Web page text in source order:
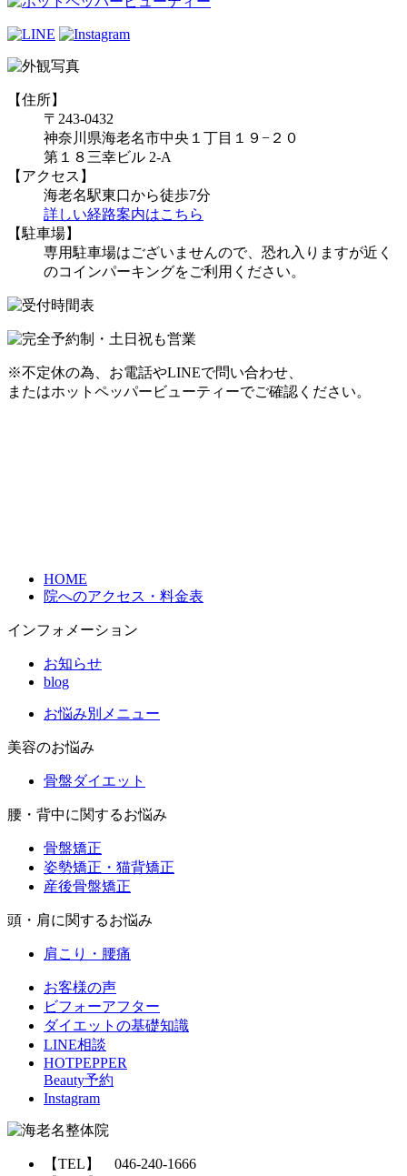
【住所】
〒243-0432
神奈川県海老名市中央１丁目１９−２０
第１８三幸ビル 2-A
【アクセス】
海老名駅東口から徒歩7分
詳しい経路案内はこちら
【駐車場】
専用駐車場はございませんので、恐れ入りますが近く
のコインパーキングをご利用ください。
※不定休の為、お電話やLINEで問い合わせ、
またはホットペッパービューティーでご確認ください。
HOME
院へのアクセス・料金表
インフォメーション
お知らせ
blog
お悩み別メニュー
美容のお悩み
骨盤ダイエット
腰・背中に関するお悩み
骨盤矯正
姿勢矯正・猫背矯正
産後骨盤矯正
頭・肩に関するお悩み
肩こり・腰痛
お客様の声
ビフォーアフター
ダイエットの基礎知識
LINE相談
HOTPEPPER
Beauty予約
Instagram
【TEL】 046-240-1666